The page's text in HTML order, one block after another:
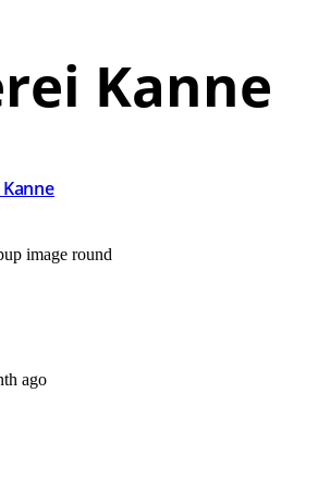
Kanne
ago